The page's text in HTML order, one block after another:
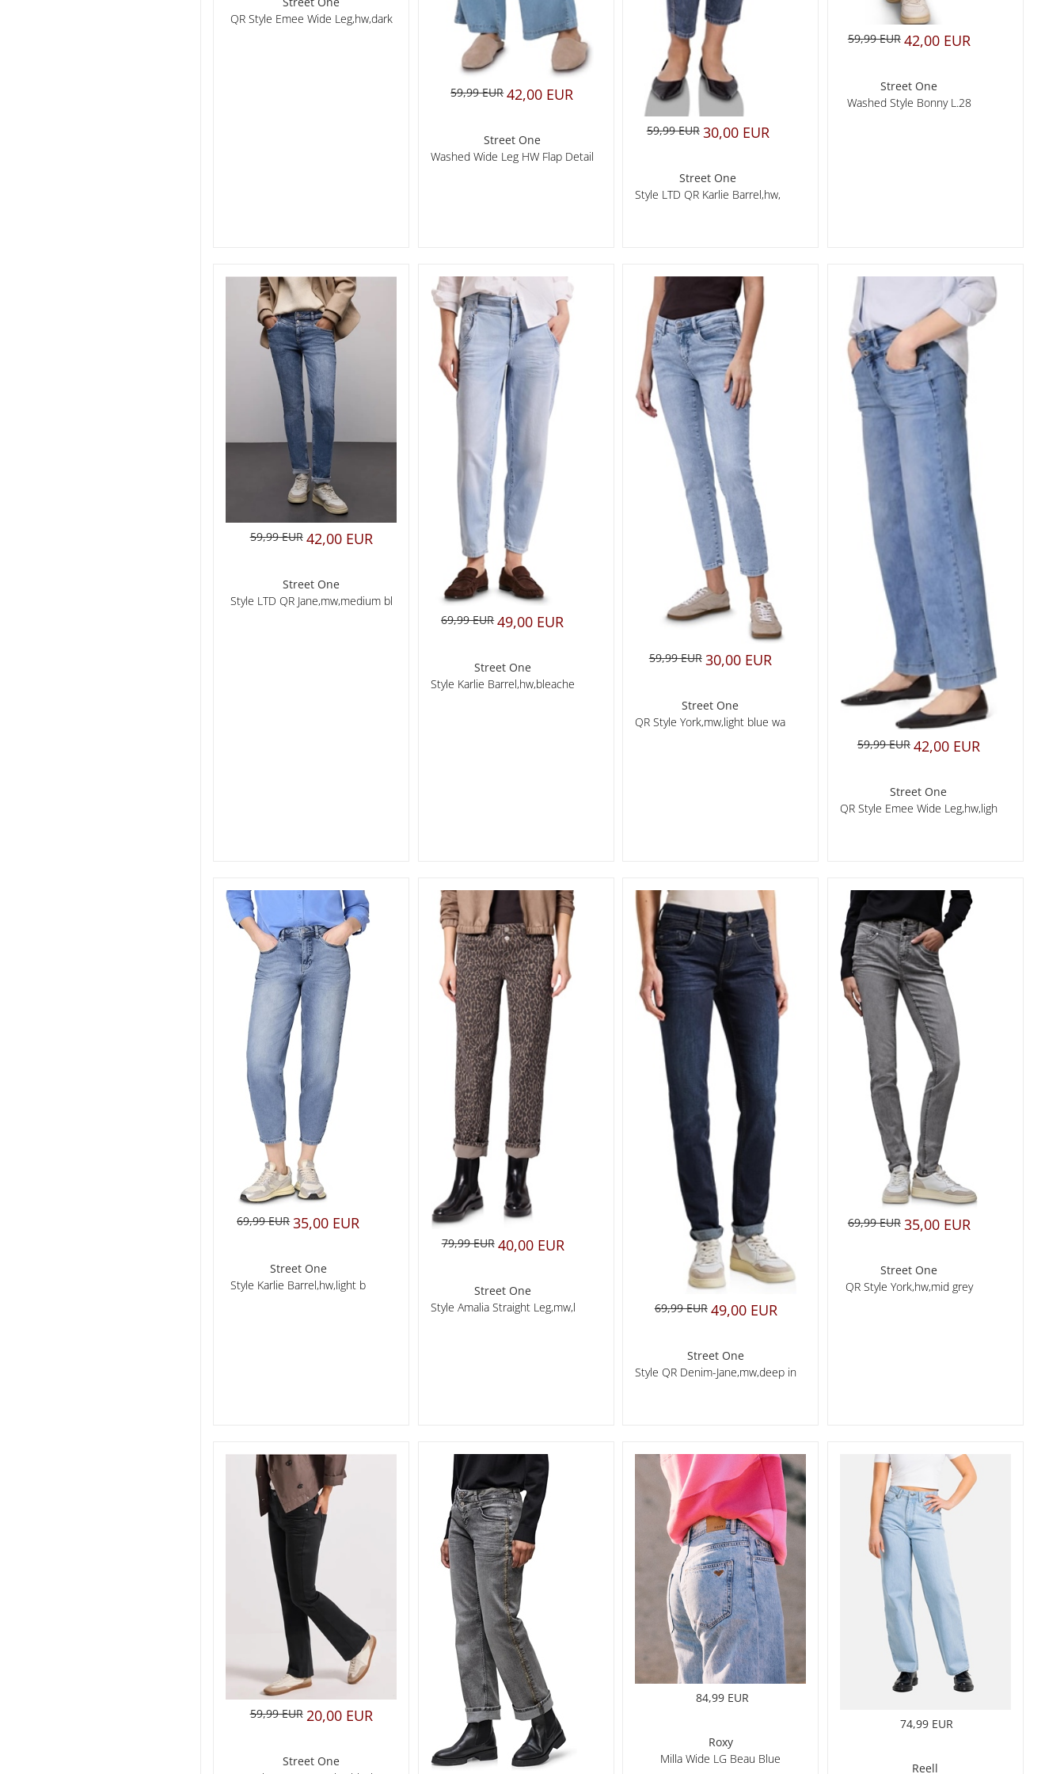
QR Style Emee Wide Leg,hw,dark
59,99 EUR 42,00 EUR
Street One
Washed Wide Leg HW Flap Detail
59,99 EUR 30,00 EUR
Street One
Style LTD QR Karlie Barrel,hw,
59,99 EUR 42,00 EUR
Street One
Washed Style Bonny L.28
59,99 EUR 42,00 EUR
Street One
Style LTD QR Jane,mw,medium bl
69,99 EUR 49,00 EUR
Street One
Style Karlie Barrel,hw,bleache
59,99 EUR 30,00 EUR
Street One
QR Style York,mw,light blue wa
59,99 EUR 42,00 EUR
Street One
QR Style Emee Wide Leg,hw,ligh
69,99 EUR 35,00 EUR
Street One
Style Karlie Barrel,hw,light b
79,99 EUR 40,00 EUR
Street One
Style Amalia Straight Leg,mw,l
69,99 EUR 49,00 EUR
Street One
Style QR Denim-Jane,mw,deep in
69,99 EUR 35,00 EUR
Street One
QR Style York,hw,mid grey
59,99 EUR 20,00 EUR
Street One
84,99 EUR
Roxy
Milla Wide LG Beau Blue
74,99 EUR
Reell